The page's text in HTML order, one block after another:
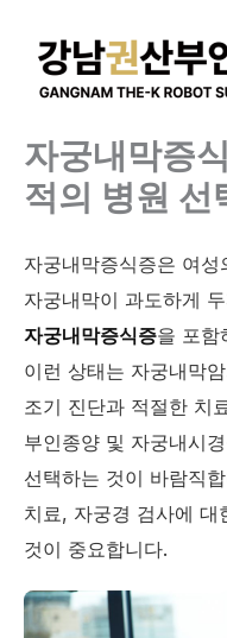
자궁내막증
적의 병원 선
자궁내막증식증은 여
자궁내막이 과도하게
자궁내막증식증을 포함
이런 상태는 자궁내막
조기 진단과 적절한 치
부인종양 및 자궁내시
선택하는 것이 바람직
치료, 자궁경 검사에 대
것이 중요합니다.